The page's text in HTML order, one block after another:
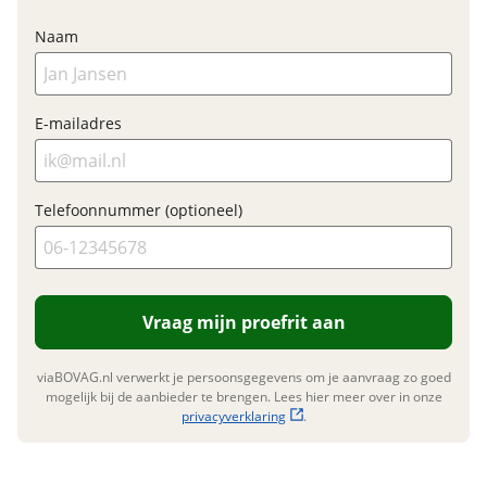
E-bike
Elektrisch?
Financieel
Prijs
€ 1.399,-
BTW
Bijtellingspercentage
7 %
Nieuwprijs
€ 1.399,-
Naam
E-mailadres
Telefoonnummer (optioneel)
Vraag mijn proefrit aan
viaBOVAG.nl verwerkt je persoonsgegevens om je aanvraag zo goed
mogelijk bij de aanbieder te brengen. Lees hier meer over in onze
privacyverklaring
.